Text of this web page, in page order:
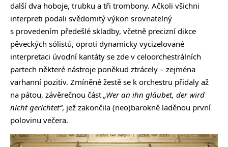
další dva hoboje, trubku a tři trombony. Ačkoli všichni
interpreti podali svědomitý výkon srovnatelný
s provedením předešlé skladby, včetně precizní dikce
pěveckých sólistů, oproti dynamicky vycizelované
interpretaci úvodní kantáty se zde v celoorchestrálních
partech některé nástroje poněkud ztrácely – zejména
varhanní pozitiv. Zmíněné žestě se k orchestru přidaly až
na pátou, závěrečnou část „Wer an ihn gläubet, der wird
nicht gerichtet“, jež zakončila (neo)barokně laděnou první
polovinu večera.